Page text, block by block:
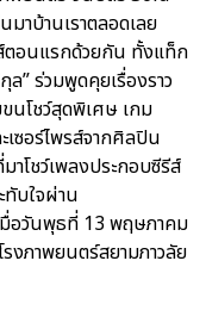
าบ้านเราตลอดเลย
ตอนแรกด้วยกัน ทั้งแท็ก
ร่วมพูดคุยเรื่องราว
นโชว์สุดพิเศษ เกม
ซอร์ไพรส์จากศิลปิน
าโชว์เพลงประกอบซีรีส์
บใจผ่าน
อวันพุธที่ 13 พฤษภาคม
งภาพยนตร์สยามภาวลัย